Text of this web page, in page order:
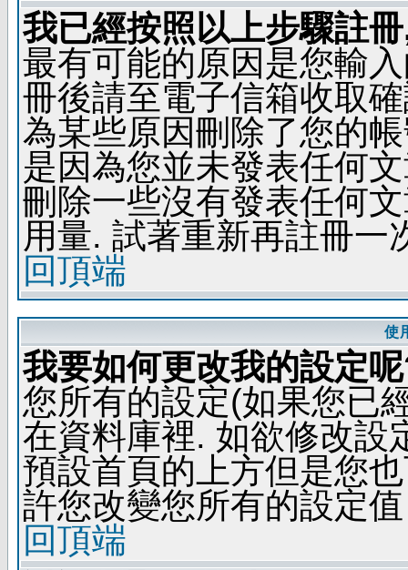
我已經按照以上步驟註
最有可能的原因是您輸
冊後請至電子信箱收取
為某些原因刪除了您的
是因為您並未發表任何
刪除一些沒有發表任何
用量. 試著重新再註冊一
回頂端
使
我要如何更改我的設定
您所有的設定(如果您已
在資料庫裡. 如欲修改設
預設首頁的上方但是您
許您改變您所有的設定值
回頂端